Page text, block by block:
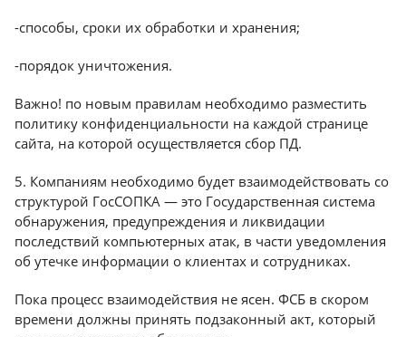
-способы, сроки их обработки и хранения;
-порядок уничтожения.
Важно! по новым правилам необходимо разместить
политику конфиденциальности на каждой странице
сайта, на которой осуществляется сбор ПД.
5. Компаниям необходимо будет взаимодействовать со
структурой ГосСОПКА — это Государственная система
обнаружения, предупреждения и ликвидации
последствий компьютерных атак, в части уведомления
об утечке информации о клиентах и сотрудниках.
Пока процесс взаимодействия не ясен. ФСБ в скором
времени должны принять подзаконный акт, который